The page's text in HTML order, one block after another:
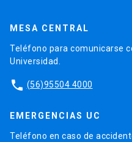
MESA CENTRAL
Teléfono para comunicarse
Universidad.
phone (56)95504 4000
EMERGENCIAS UC
Teléfono en caso de